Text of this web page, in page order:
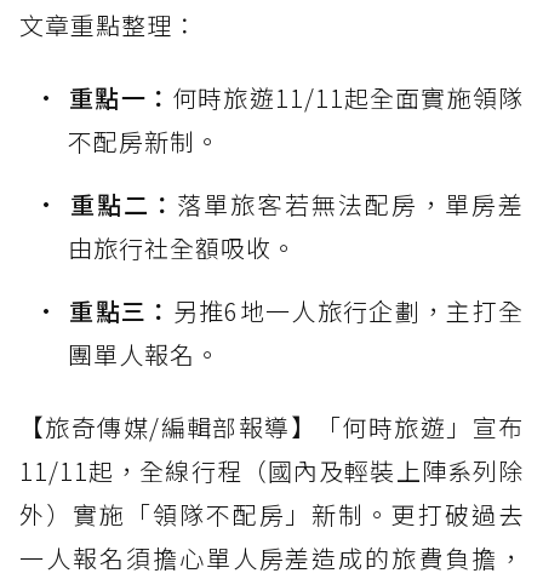
文章重點整理：
重點一： 何時旅遊11/11起全面實施領隊
不配房新制。
重點二： 落單旅客若無法配房，單房差
由旅行社全額吸收。
重點三： 另推6地一人旅行企劃，主打全
團單人報名。
【旅奇傳媒/編輯部報導】「何時旅遊」宣布
11/11起，全線行程（國內及輕裝上陣系列除
外）實施「領隊不配房」新制。更打破過去
一人報名須擔心單人房差造成的旅費負擔，